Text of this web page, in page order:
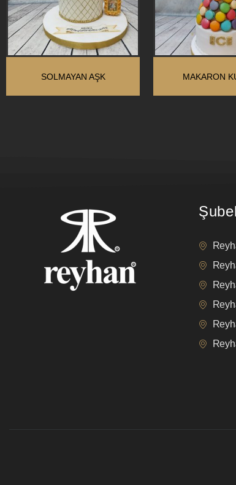
SOLMAYAN AŞK MAKARON